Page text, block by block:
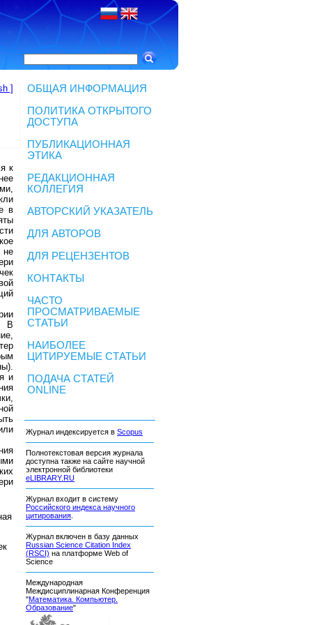
]
к
в
не
В
и
ОБЩАЯ ИНФОРМАЦИЯ
ПОЛИТИКА ОТКРЫТОГО
ДОСТУПА
ПУБЛИКАЦИОННАЯ
ЭТИКА
РЕДАКЦИОННАЯ
КОЛЛЕГИЯ
АВТОРСКИЙ УКАЗАТЕЛЬ
ДЛЯ АВТОРОВ
ДЛЯ РЕЦЕНЗЕНТОВ
КОНТАКТЫ
ЧАСТО
ПРОСМАТРИВАЕМЫЕ
СТАТЬИ
НАИБОЛЕЕ
ЦИТИРУЕМЫЕ СТАТЬИ
ПОДАЧА СТАТЕЙ
ONLINE
Журнал индексируется в Scopus
Полнотекстовая версия журнала
доступна также на сайте научной
электронной библиотеки
eLIBRARY.RU
Журнал входит в систему
Российского индекса научного
цитирования
Журнал включен в базу данных
Russian Science Citation Index
(RSCI) на платформе Web of
Science
Международная
Междисциплинарная Конференция
"Математика. Компьютер.
Образование"